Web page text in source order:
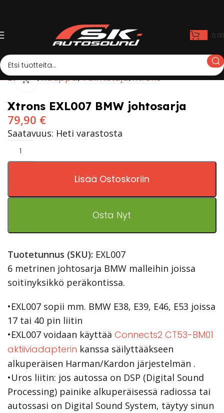
Etusivu Kauppa Valmistaja Xtrons
Click to enlarge
Xtrons EXL007 BMW johtosarja
79,90 €
Saatavuus: Heti varastosta
Lisää Ostoskoriin
Osta Nyt
Tuotetunnus (SKU): EXL007
6 metrinen johtosarja BMW malleihin joissa
soitinyksikkö peräkontissa.
•EXL007 sopii mm. BMW E38, E39, E46, E53 joissa
17 tai 40 pin liitin
•EXL007 voidaan käyttää Connects2 CT53-BM01
aktiiviadapterin kanssa säilyttääkseen
alkuperäisen Harman/Kardon järjestelmän .
•Uros liitin: jos autossa on DSP (Digital Sound
Processing) painike alkuperäisessä radiossa tai
autossasi on Digital Sound System, täytyy sinun